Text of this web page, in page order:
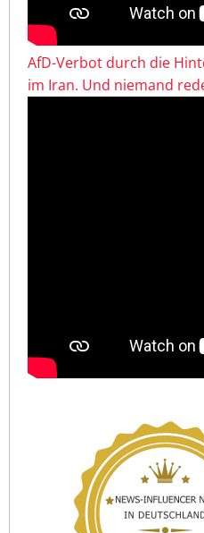
AfD-Verbot durch die
im Iran. Und niemand